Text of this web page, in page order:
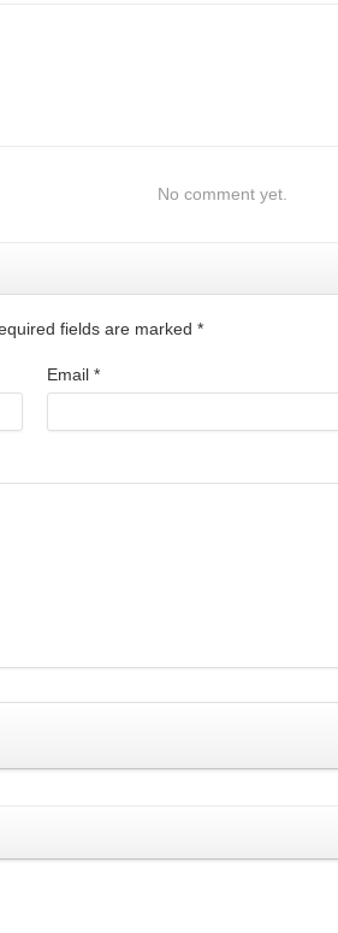
No comment yet.
fields are marked *
Email *